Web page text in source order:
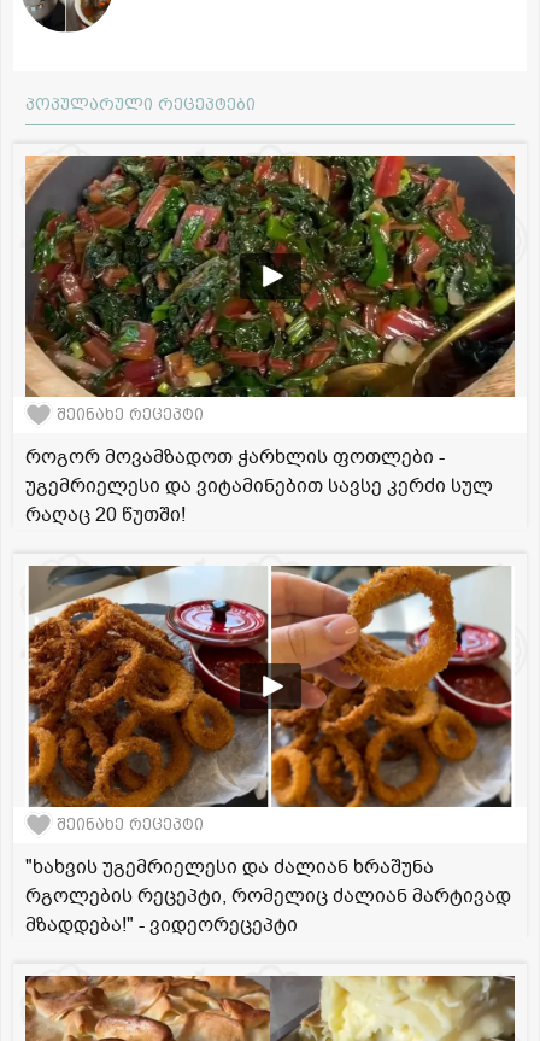
პოპულარული რეცეპტები
შეინახე რეცეპტი
როგორ მოვამზადოთ ჭარხლის ფოთლები -
უგემრიელესი და ვიტამინებით სავსე კერძი სულ
რაღაც 20 წუთში!
შეინახე რეცეპტი
"ხახვის უგემრიელესი და ძალიან ხრაშუნა
რგოლების რეცეპტი, რომელიც ძალიან მარტივად
მზადდება!" - ვიდეორეცეპტი